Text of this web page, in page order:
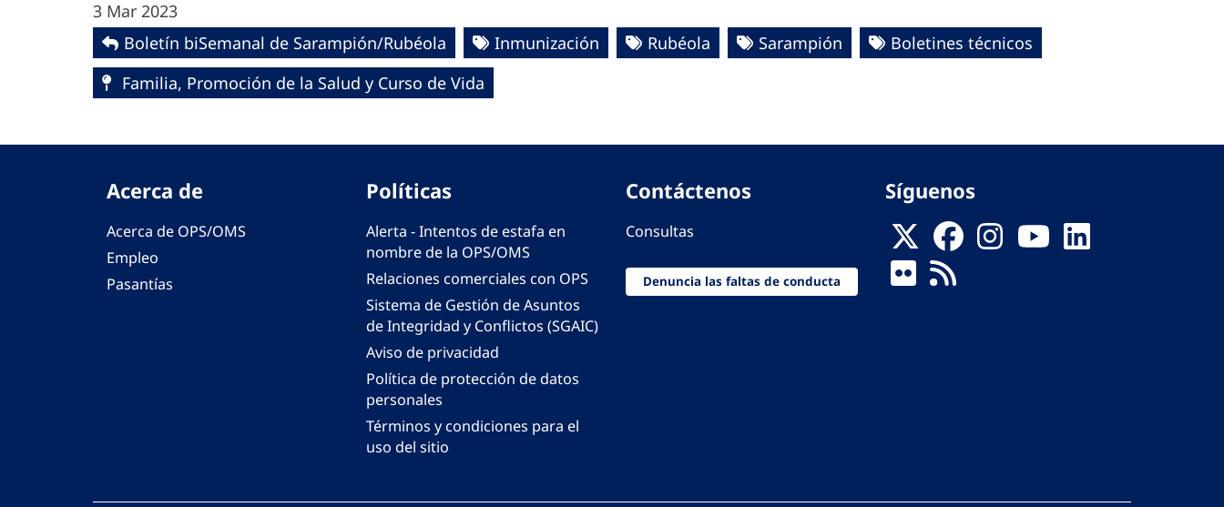
3 Mar 2023
Boletín biSemanal de Sarampión/Rubéola
Inmunización Rubéola Sarampión
Boletines técnicos
Familia, Promoción de la Salud y Curso de Vida
Acerca de
Acerca de OPS/OMS
Empleo
Pasantías
Políticas
Alerta - Intentos de estafa en
nombre de la OPS/OMS
Relaciones comerciales con OPS
Sistema de Gestión de Asuntos
de Integridad y Conflictos (SGAIC)
Aviso de privacidad
Política de protección de datos
personales
Términos y condiciones para el
uso del sitio
Contáctenos
Consultas
Denuncia las faltas de conducta
Síguenos